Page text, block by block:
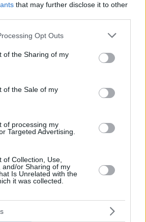
that may further disclose it to other
app uses one or more Google
or usage behaviour. You may click to
to Google and its third-party tags to
specified purposes in below Google
Opt Outs
of the Sharing of my
of the Sale of my
of processing my
Targeted Advertising.
of Collection, Use,
and/or Sharing of my
Is Unrelated with the
it was collected.
έγινε θέμα συζήτησης στο
και μπορεί να βάλει σε
της φερόμενης ως πραγματικής
Γκαντ, άνοιξε ξανά η συζήτηση